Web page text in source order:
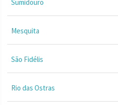
Sumidouro
Mesquita
São Fidélis
Rio das Ostras